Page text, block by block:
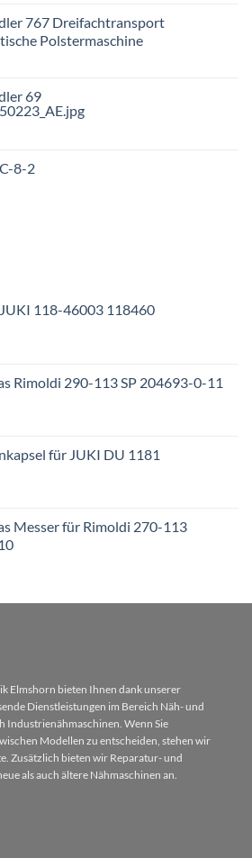
767 Dreifachtransport
Polstermaschine
69
8-2
118-46003 118460
Rimoldi 290-113 SP 204693-0-11
für JUKI DU 1181
Messer für Rimoldi 270-113
Elmshorn bieten Ihnen dank unserer
Dienstleistungen im Bereich Näh- und
Industrienähmaschinen. Wenn Sie
Modellen zu entscheiden, stehen wir
Zusätzlich bieten wir Reparatur- und
als auch ältere Nähmaschinen an.